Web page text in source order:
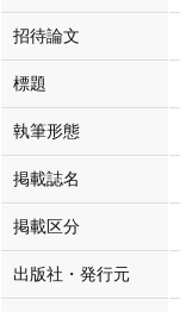
招待論文
標題
執筆形態
掲載誌名
掲載区分
出版社・発行元